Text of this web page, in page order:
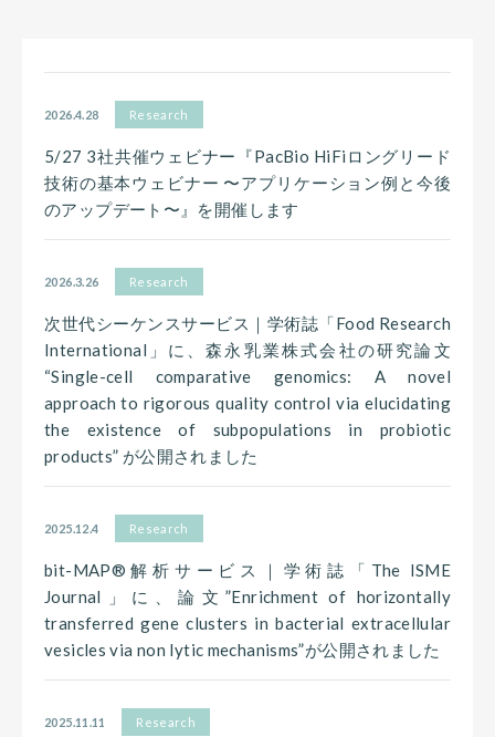
2026.4.28 Research
5/27 3社共催ウェビナー『PacBio HiFiロングリード
技術の基本ウェビナー 〜アプリケーション例と今後
のアップデート〜』を開催します
2026.3.26 Research
次世代シーケンスサービス｜学術誌「Food Research
International」に、森永乳業株式会社の研究論文
“Single-cell comparative genomics: A novel
approach to rigorous quality control via elucidating
the existence of subpopulations in probiotic
products” が公開されました
2025.12.4 Research
bit-MAP®解析サービス｜学術誌「The ISME
Journal」に、論文”Enrichment of horizontally
transferred gene clusters in bacterial extracellular
vesicles via non lytic mechanisms”が公開されました
2025.11.11 Research